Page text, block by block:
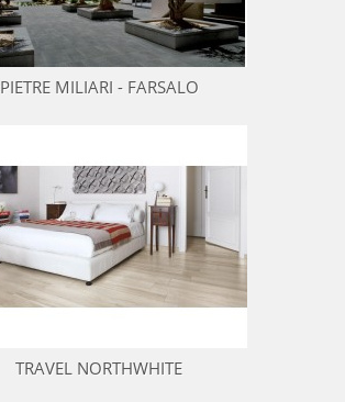
PIETRE MILIARI - FARSALO
TRAVEL NORTHWHITE